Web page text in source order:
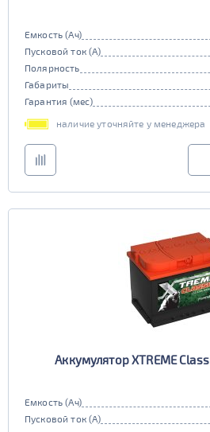
Емкость (Ач)
Пусковой ток (А)
Полярность
Габариты
Гарантия (мес)
наличие уточняйте у менеджера
Аккумулятор XTREME
Емкость (Ач)
Пусковой ток (А)